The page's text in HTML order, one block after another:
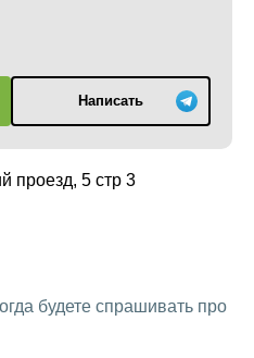
Написать
проезд, 5 стр 3
будете спрашивать про